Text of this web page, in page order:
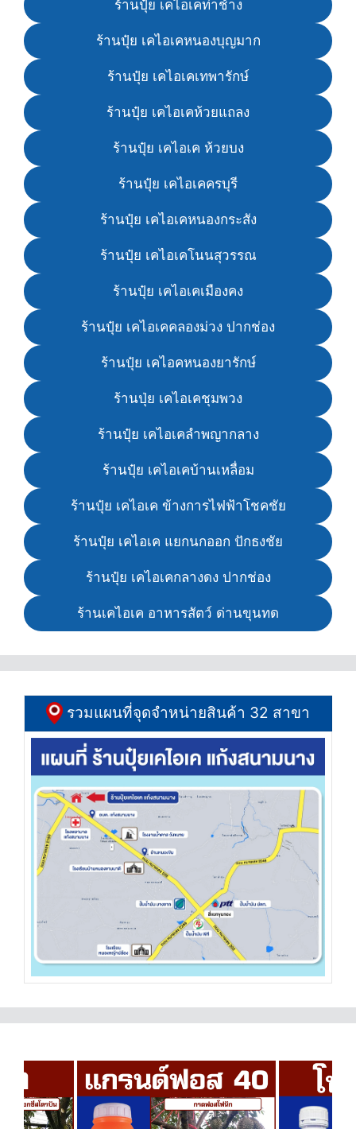
ร้านปุ๋ย เคไอเคท่าช้าง
ร้านปุ๋ย เคไอเคหนองบุญมาก
ร้านปุ๋ย เคไอเคเทพารักษ์
ร้านปุ๋ย เคไอเคห้วยแถลง
ร้านปุ๋ย เคไอเค ห้วยบง
ร้านปุ๋ย เคไอเคครบุรี
ร้านปุ๋ย เคไอเคหนองกระสัง
ร้านปุ๋ย เคไอเคโนนสุวรรณ
ร้านปุ๋ย เคไอเคเมืองคง
ร้านปุ๋ย เคไอเคคลองม่วง ปากช่อง
ร้านปุ๋ย เคไอคหนองยารักษ์
ร้านปุ่ย เคไอเคชุมพวง
ร้านปุ๋ย เคไอเคลำพญากลาง
ร้านปุ๋ย เคไอเคบ้านเหลื่อม
ร้านปุ๋ย เคไอเค ข้างการไฟฟ้าโชคชัย
ร้านปุ๋ย เคไอเค แยกนกออก ปักธงชัย
ร้านปุ๋ย เคไอเคกลางดง ปากช่อง
ร้านเคไอเค อาหารสัตว์ ด่านขุนทด
รวมแผนที่จุดจำหน่ายสินค้า 32 สาขา